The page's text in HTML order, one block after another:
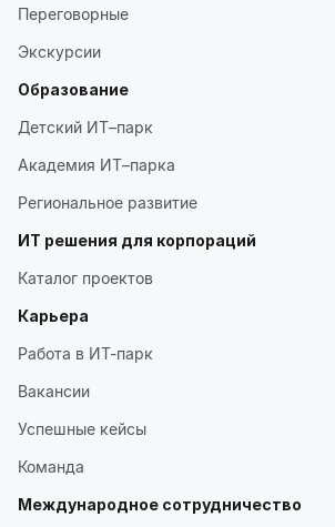
Переговорные
Экскурсии
Образование
Детский ИТ–парк
Академия ИТ–парка
Региональное развитие
ИТ решения для корпораций
Каталог проектов
Карьера
Работа в ИТ-парк
Вакансии
Успешные кейсы
Команда
Международное сотрудничество